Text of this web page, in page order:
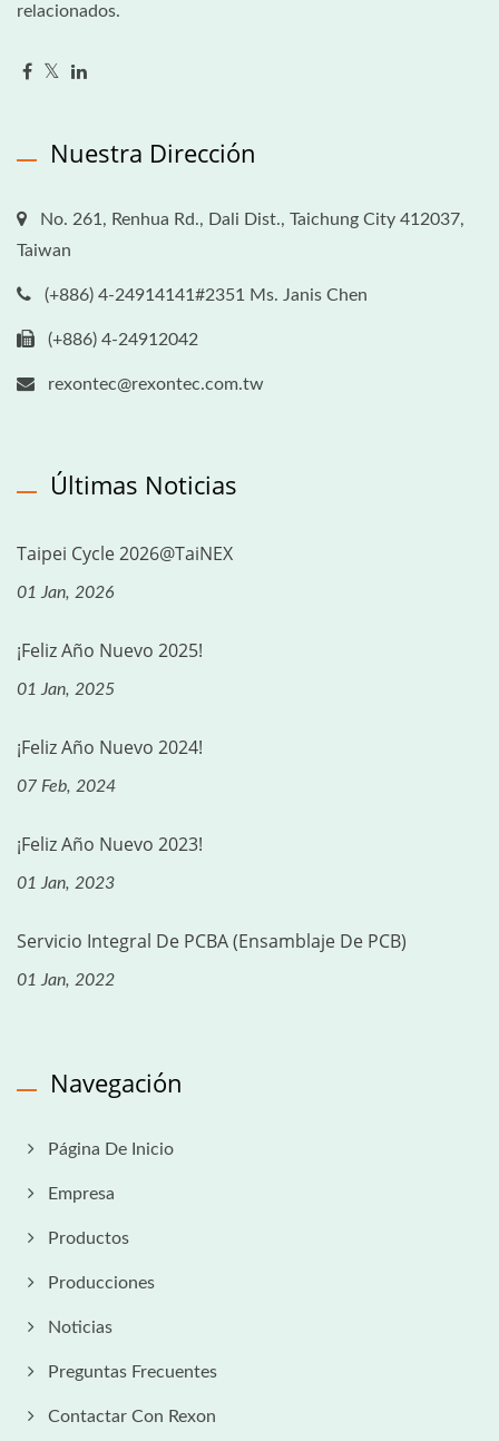
relacionados.
Nuestra Dirección
No. 261, Renhua Rd., Dali Dist., Taichung City 412037,
Taiwan
(+886) 4-24914141#2351 Ms. Janis Chen
(+886) 4-24912042
rexontec@rexontec.com.tw
Últimas Noticias
Taipei Cycle 2026@TaiNEX
01 Jan, 2026
¡Feliz Año Nuevo 2025!
01 Jan, 2025
¡Feliz Año Nuevo 2024!
07 Feb, 2024
¡Feliz Año Nuevo 2023!
01 Jan, 2023
Servicio Integral De PCBA (ensamblaje De PCB)
01 Jan, 2022
Navegación
Página De Inicio
Empresa
Productos
Producciones
Noticias
Preguntas Frecuentes
Contactar Con Rexon